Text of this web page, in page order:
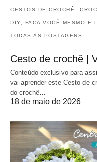
CESTOS DE CROCHÊ
DIY, FAÇA VOCÊ MESMO E
TODAS AS POSTAGENS
Cesto de crochê |
Conteúdo exclusivo para
vai aprender este Cesto de
do crochê…
18 de maio de 2026